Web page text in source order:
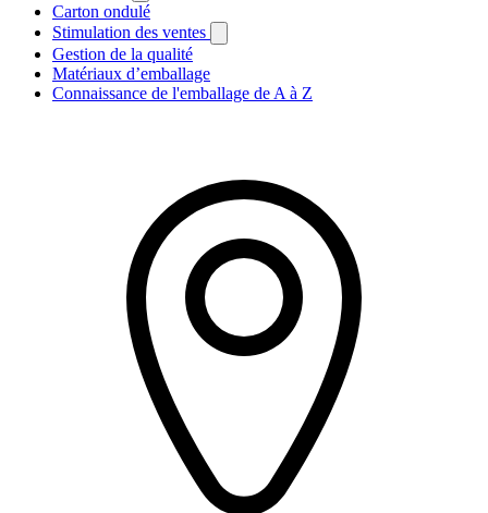
Carton ondulé
Stimulation des ventes
Gestion de la qualité
Matériaux d’emballage
Connaissance de l'emballage de A à Z